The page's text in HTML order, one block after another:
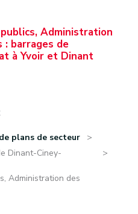
Administration
: barrages de
à Yvoir et Dinant
plans de secteur
Dinant-Ciney-
Administration des